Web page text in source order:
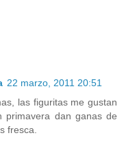
22 marzo, 2011 20:51
las figuritas me gustan
primavera dan ganas de
fresca.